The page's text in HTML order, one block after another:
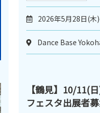
2026年5月28日(
Dance Base
【鶴見】10/11(
フェスタ出展者募